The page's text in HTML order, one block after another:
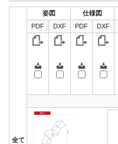
全て
姿図 仕様図
PDF
DXF PDF DXF